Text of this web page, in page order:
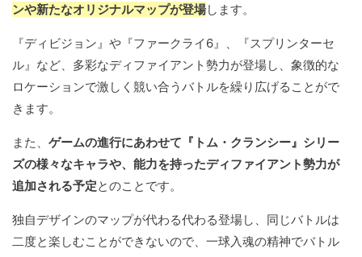
ンや新たなオリジナルマップが登場します。
『ディビジョン』や『ファークライ6』、『スプリンターセ
ル』など、多彩なディファイアント勢力が登場し、象徴的な
ロケーションで激しく競い合うバトルを繰り広げることがで
きます。
また、 ゲームの進行にあわせて『トム・クランシー』シリー
ズの様々なキャラや、能力を持ったディファイアント勢力が
追加される予定とのことです。
独自デザインのマップが代わる代わる登場し、同じバトルは
二度と楽しむことができないので、一球入魂の精神でバトル